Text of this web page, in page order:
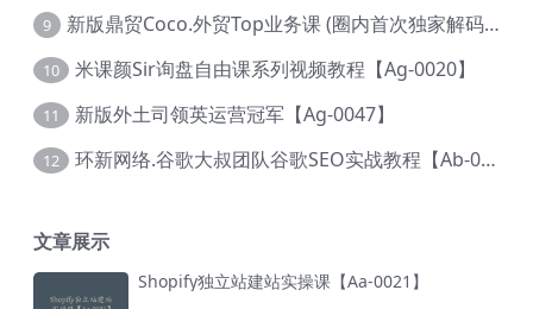
9 新版鼎贸Coco.外贸Top业务课 (圈内首次独家解码|460节课)【Ag-0091】
10 米课颜Sir询盘自由课系列视频教程【Ag-0020】
11 新版外土司领英运营冠军【Ag-0047】
12 环新网络.谷歌大叔团队谷歌SEO实战教程【Ab-0024】
文章展示
Shopify独立站建站实操课【Aa-0021】